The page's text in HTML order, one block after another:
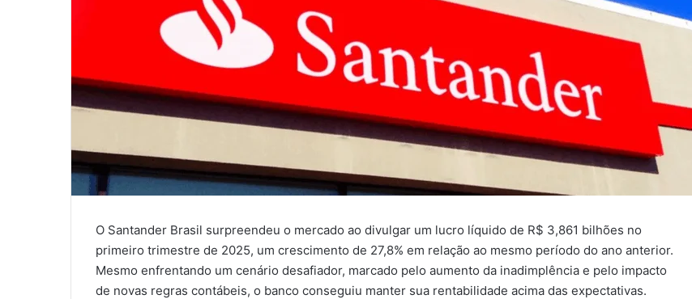
O Santander Brasil surpreendeu o mercado ao divulgar um lucro líquido de R$ 3,861 bilhões no
primeiro trimestre de 2025, um crescimento de 27,8% em relação ao mesmo período do ano anterior.
Mesmo enfrentando um cenário desafiador, marcado pelo aumento da inadimplência e pelo impacto
de novas regras contábeis, o banco conseguiu manter sua rentabilidade acima das expectativas.